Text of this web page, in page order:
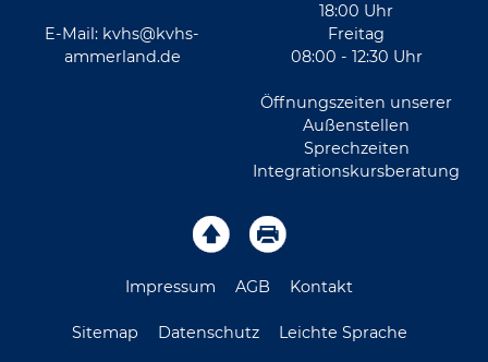
E-Mail: kvhs@kvhs-
ammerland.de
18:00 Uhr
Freitag
08:00 - 12:30 Uhr
Öffnungszeiten unserer
Außenstellen
Sprechzeiten
Integrationskursberatung
Impressum AGB Kontakt
Sitemap Datenschutz Leichte Sprache